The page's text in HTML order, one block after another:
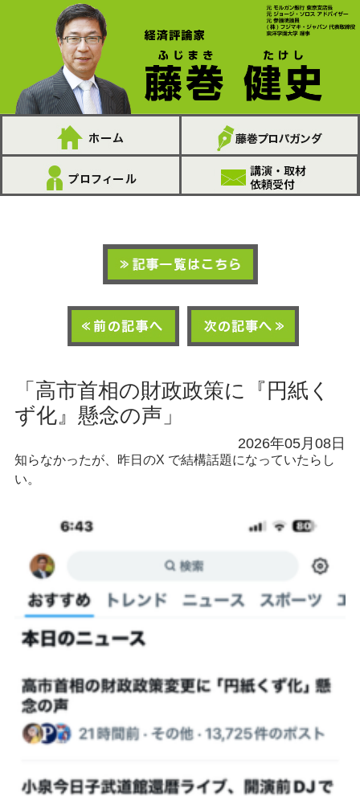
「高市首相の財政政策に『円紙く
ず化』懸念の声」
2026年05月08日
知らなかったが、昨日のX で結構話題になっていたらし
い。